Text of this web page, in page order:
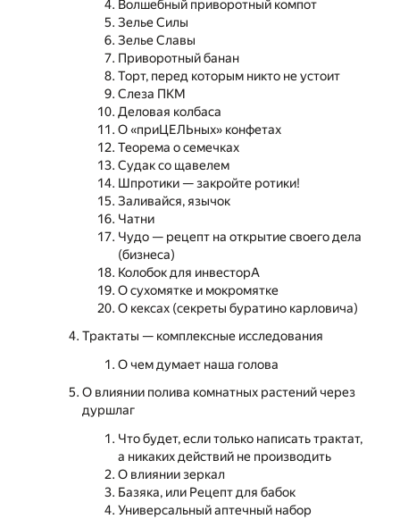
Волшебный приворотный компот
Зелье Силы
Зелье Славы
Приворотный банан
Торт, перед которым никто не устоит
Слеза ПКМ
Деловая колбаса
О «приЦЕЛЬных» конфетах
Теорема о семечках
Судак со щавелем
Шпротики — закройте ротики!
Заливайся, язычок
Чатни
Чудо — рецепт на открытие своего дела
(бизнеса)
Колобок для инвесторА
О сухомятке и мокромятке
О кексах (секреты буратино карловича)
Трактаты — комплексные исследования
О чем думает наша голова
О влиянии полива комнатных растений через
дуршлаг
Что будет, если только написать трактат,
а никаких действий не производить
О влиянии зеркал
Базяка, или Рецепт для бабок
Универсальный аптечный набор